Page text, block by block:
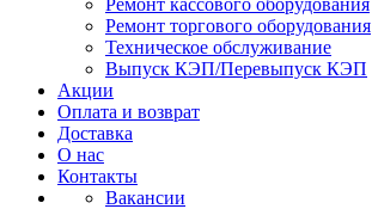
Ремонт кассового оборудования
Ремонт торгового оборудования
Техническое обслуживание
Выпуск КЭП/Перевыпуск КЭП
Акции
Оплата и возврат
Доставка
О нас
Контакты
Вакансии